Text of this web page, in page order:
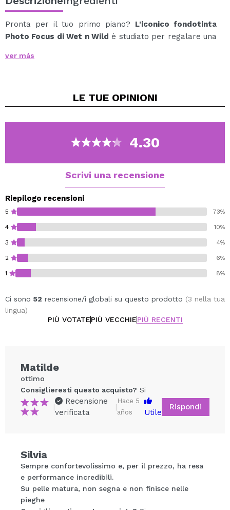
Pronta per il tuo primo piano? L'iconico fondotinta
Photo Focus di Wet n Wild è studiato per regalare una
La sua formula altamente pigmentata e ad alte
flash ai faretti LED.
tono della pelle, minimizza le imperfezioni e rimane al
ver más
LE TUE OPINIONI
4.30
Scrivi una recensione
Riepilogo recensioni
5 73%
4 10%
3 4%
2 6%
1 8%
Ci sono 52 recensione/i globali su questo prodotto (3 nella tua
lingua)
PIÙ VOTATEPIÙ VECCHIEPIÙ RECENTI
Condividi un video o una foto
Il tuo video potrebbe essere il primo. Immaginalo...
Consiglieresti questo acquisto?
Matilde
ottimo
Consiglieresti questo acquisto? Si
|
Recensione
verificata
|
Hace 5
años
Utile
Rispondi
Silvia
Sempre confortevolissimo e, per il prezzo, ha resa
e performance incredibili.
Su pelle matura, non segna e non finisce nelle
pieghe